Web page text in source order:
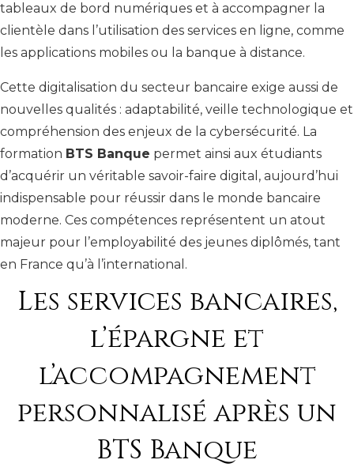
tableaux de bord numériques et à accompagner la
clientèle dans l’utilisation des services en ligne, comme
les applications mobiles ou la banque à distance.
Cette digitalisation du secteur bancaire exige aussi de
nouvelles qualités : adaptabilité, veille technologique et
compréhension des enjeux de la cybersécurité. La
formation BTS Banque permet ainsi aux étudiants
d’acquérir un véritable savoir-faire digital, aujourd’hui
indispensable pour réussir dans le monde bancaire
moderne. Ces compétences représentent un atout
majeur pour l’employabilité des jeunes diplômés, tant
en France qu’à l’international.
Les services bancaires,
l’épargne et
l’accompagnement
personnalisé après un
BTS Banque